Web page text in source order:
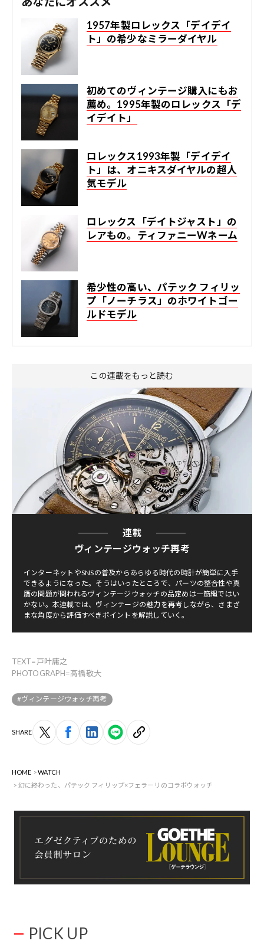
1957年製ロレックス「デイデイ
ト」の希少なミラーダイヤル
初めてのヴィンテージ購入にもお
薦め。1995年製のロレックス「デ
イデイト」
ロレックス1993年製「デイデイ
ト」は、オニキスダイヤルの超人
気モデル
ロレックス「デイトジャスト」の
レアもの。ティファニーWネーム
希少性の高い、パテック フィリッ
プ「ノーチラス」のホワイトゴー
ルドモデル
この連載をもっと読む
連載
ヴィンテージウォッチ再考
インターネットやSNSの普及からあらゆる時代の時計が簡単に入手
できるようになった。そうはいったところで、パーツの整合性や真
贋の問題が問われるヴィンテージウォッチの品定めは一筋縄ではい
かない。本連載では、ヴィンテージの魅力を再考しながら、さまざ
まな角度から評価すべきポイントを解説していく。
TEXT=戸叶庸之
PHOTOGRAPH=高橋敬大
#ヴィンテージウォッチ再考
SHARE
HOME
WATCH
幻に終わった、パテック フィリップ×フェラーリのコラボウォッチ
PICK UP